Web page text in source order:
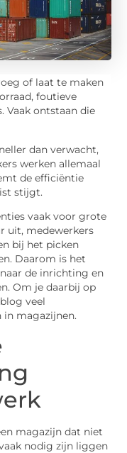
of laat te maken
foutieve
Vaak ontstaan die
dan verwacht,
werken allemaal
de efficiëntie
stijgt.
vaak voor grote
uit, medewerkers
bij het picken
Daarom is het
de inrichting en
Om je daarbij op
veel
magazijnen.
magazijn dat niet
nodig zijn liggen